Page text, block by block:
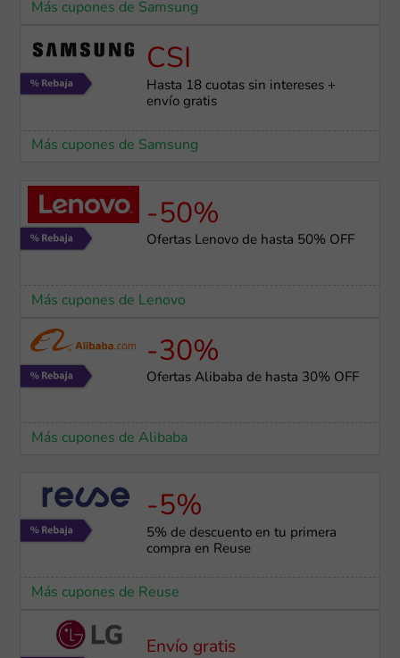
Más cupones de Samsung
CSI
Hasta 18 cuotas sin intereses +
envío gratis
Más cupones de Samsung
-50%
Ofertas Lenovo de hasta 50% OFF
Más cupones de Lenovo
-30%
Ofertas Alibaba de hasta 30% OFF
Más cupones de Alibaba
-5%
5% de descuento en tu primera
compra en Reuse
Más cupones de Reuse
Envío gratis